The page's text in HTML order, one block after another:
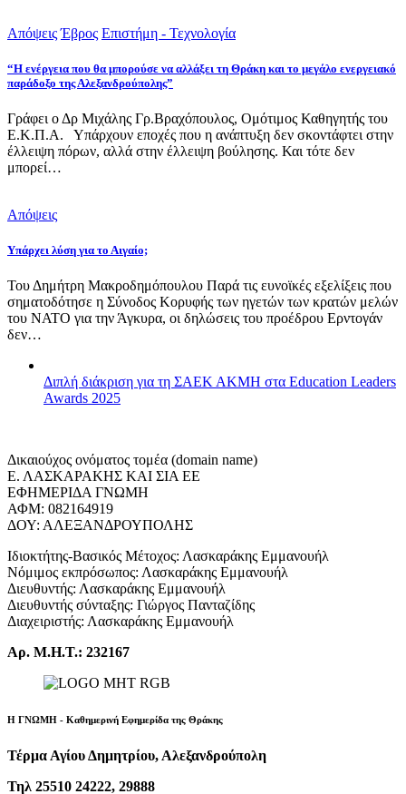
Απόψεις Έβρος Επιστήμη - Τεχνολογία
“Η ενέργεια που θα μπορούσε να αλλάξει τη Θράκη και το μεγάλο ενεργειακό
παράδοξο της Αλεξανδρούπολης”
Γράφει ο Δρ Μιχάλης Γρ.Βραχόπουλος, Ομότιμος Καθηγητής του
Ε.Κ.Π.Α. Υπάρχουν εποχές που η ανάπτυξη δεν σκοντάφτει στην
έλλειψη πόρων, αλλά στην έλλειψη βούλησης. Και τότε δεν
μπορεί…
Απόψεις
Υπάρχει λύση για το Αιγαίο;
Του Δημήτρη Μακροδημόπουλου Παρά τις ευνοϊκές εξελίξεις που
σηματοδότησε η Σύνοδος Κορυφής των ηγετών των κρατών μελών
του ΝΑΤΟ για την Άγκυρα, οι δηλώσεις του προέδρου Ερντογάν
δεν…
Διπλή διάκριση για τη ΣΑΕΚ ΑΚΜΗ στα Education Leaders
Awards 2025
Δικαιούχος ονόματος τομέα (domain name)
Ε. ΛΑΣΚΑΡΑΚΗΣ ΚΑΙ ΣΙΑ ΕΕ
ΕΦΗΜΕΡΙΔΑ ΓΝΩΜΗ
ΑΦΜ: 082164919
ΔΟΥ: ΑΛΕΞΑΝΔΡΟΥΠΟΛΗΣ
Ιδιοκτήτης-Βασικός Μέτοχος: Λασκαράκης Εμμανουήλ
Νόμιμος εκπρόσωπος: Λασκαράκης Εμμανουήλ
Διευθυντής: Λασκαράκης Εμμανουήλ
Διευθυντής σύνταξης: Γιώργος Πανταζίδης
Διαχειριστής: Λασκαράκης Εμμανουήλ
Αρ. Μ.Η.Τ.: 232167
Η ΓΝΩΜΗ - Καθημερινή Εφημερίδα της Θράκης
Τέρμα Αγίου Δημητρίου, Αλεξανδρούπολη
Τηλ 25510 24222, 29888